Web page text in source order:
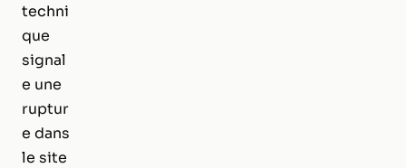
techni
que
signal
e une
ruptur
e dans
le site